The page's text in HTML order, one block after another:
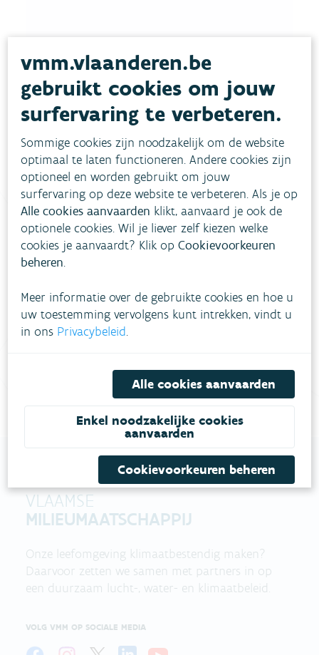
Download pdf
Heb je vragen?
Bekijk het overzicht van meestgestelde vragen .
Niet gevonden wat je zocht?
VLAAMSE
MILIEUMAATSCHAPPIJ
Onze leefomgeving klimaatbestendig maken?
Daarvoor zetten we samen met partners in op
een duurzaam lucht-, water- en klimaatbeleid.
VOLG VMM OP SOCIALE MEDIA
vmm.vlaanderen.be
gebruikt cookies om jouw
surfervaring te verbeteren.
Sommige cookies zijn noodzakelijk om de website
optimaal te laten functioneren. Andere cookies zijn
optioneel en worden gebruikt om jouw
surfervaring op deze website te verbeteren. Als je op
Alle cookies aanvaarden klikt, aanvaard je ook de
optionele cookies. Wil je liever zelf kiezen welke
cookies je aanvaardt? Klik opCookievoorkeuren
beheren.
Meer informatie over de gebruikte cookies en hoe u
uw toestemming vervolgens kunt intrekken, vindt u
in ons Privacybeleid.
Alle cookies aanvaarden
Enkel noodzakelijke cookies
aanvaarden
Cookievoorkeuren beheren